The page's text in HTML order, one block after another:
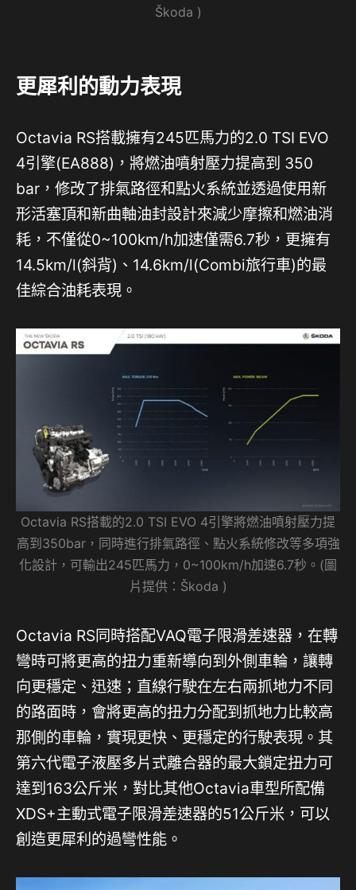
Škoda )
更犀利的動力表現
Octavia RS搭載擁有245匹馬力的2.0 TSI EVO
4引擎(EA888)，將燃油噴射壓力提高到 350
bar，修改了排氣路徑和點火系統並透過使用新
形活塞頂和新曲軸油封設計來減少摩擦和燃油消
耗，不僅從0~100km/h加速僅需6.7秒，更擁有
14.5km/l(斜背)、14.6km/l(Combi旅行車)的最
佳綜合油耗表現。
Octavia RS搭載的2.0 TSI EVO 4引擎將燃油噴射壓力提
高到350bar，同時進行排氣路徑、點火系統修改等多項強
化設計，可輸出245匹馬力，0~100km/h加速6.7秒。(圖
片提供：Škoda )
Octavia RS同時搭配VAQ電子限滑差速器，在轉
彎時可將更高的扭力重新導向到外側車輪，讓轉
向更穩定、迅速；直線行駛在左右兩抓地力不同
的路面時，會將更高的扭力分配到抓地力比較高
那側的車輪，實現更快、更穩定的行駛表現。其
第六代電子液壓多片式離合器的最大鎖定扭力可
達到163公斤米，對比其他Octavia車型所配備
XDS+主動式電子限滑差速器的51公斤米，可以
創造更犀利的過彎性能。